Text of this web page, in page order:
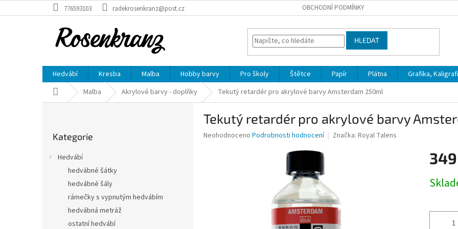
na
776593103 radekrosenkranz@post.cz OBCHODNÍ PODMÍNKY
HLEDAT
Hedvábí Kresba Malba Hobby barvy Pro školy Štětce Papír Plátna Grafika,
Domů Malba Akrylové barvy - doplňky Tekutý retardér pro akrylové barvy Amsterdam 250ml
kategorie
Kategorie
Hedvábí
hedvábné šátky
hedvábné šály
rámečky s vypnutým hedvábím
hedvábná metráž
ostatní hedvábí
Tekutý retardér pro akrylové barvy
Průměrné
Neohodnoceno Podrobnosti hodnocení Značka: Royal Talens
cena: